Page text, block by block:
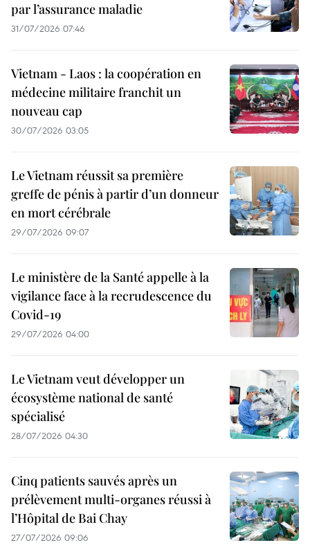
par l’assurance maladie
31/07/2026 07:46
Vietnam - Laos : la coopération en
médecine militaire franchit un
nouveau cap
30/07/2026 03:05
Le Vietnam réussit sa première
greffe de pénis à partir d’un donneur
en mort cérébrale
29/07/2026 09:07
Le ministère de la Santé appelle à la
vigilance face à la recrudescence du
Covid-19
29/07/2026 04:00
Le Vietnam veut développer un
écosystème national de santé
spécialisé
28/07/2026 04:30
Cinq patients sauvés après un
prélèvement multi-organes réussi à
l’Hôpital de Bai Chay
27/07/2026 09:06